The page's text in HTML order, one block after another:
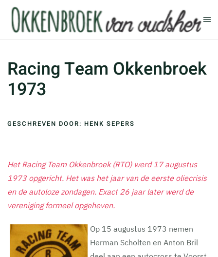
Terug naar hoofdinhoud
Racing Team Okkenbroek
1973
GESCHREVEN DOOR: HENK SEPERS
Het Racing Team Okkenbroek (RTO) werd 17 augustus
1973 opgericht. Het was het jaar van de eerste oliecrisis
en de autoloze zondagen. Exact 26 jaar later werd de
vereniging formeel opgeheven.
Op 15 augustus 1973 nemen
Herman Scholten en Anton Bril